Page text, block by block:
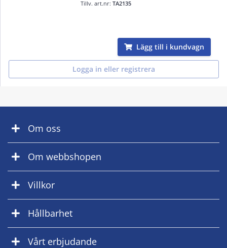
Tillv. art.nr:TA2135
Lägg till i kundvagn
Logga in eller registrera
Om oss
Om webbshopen
Villkor
Hållbarhet
Vårt erbjudande